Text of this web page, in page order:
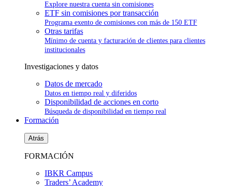
Explore nuestra cuenta sin comisiones
ETF sin comisiones por transacción
Programa exento de comisiones con más de 150 ETF
Otras tarifas
Mínimo de cuenta y facturación de clientes para clientes
institucionales
Investigaciones y datos
Datos de mercado
Datos en tiempo real y diferidos
Disponibilidad de acciones en corto
Búsqueda de disponibilidad en tiempo real
Formación
Atrás
FORMACIÓN
IBKR Campus
Traders’ Academy